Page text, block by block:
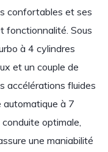
confortables et ses
fonctionnalité. Sous
à 4 cylindres
et un couple de
accélérations fluides
automatique à 7
optimale,
une maniabilité